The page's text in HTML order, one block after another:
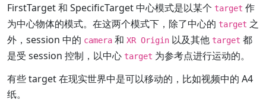
FirstTarget 和 SpecificTarget 中心模式是以某个 target 作
为中心物体的模式。在这两个模式下，除了中心的 target 之
外，session 中的 camera 和 XR Origin 以及其他 target 都
是受 session 控制，以中心 target 为参考点进行运动的。
有些 target 在现实世界中是可以移动的，比如视频中的 A4
纸。